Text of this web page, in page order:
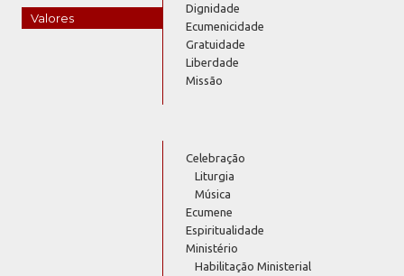
Valores
Dignidade
Ecumenicidade
Gratuidade
Liberdade
Missão
Celebração
Liturgia
Música
Ecumene
Espiritualidade
Ministério
Habilitação Ministerial